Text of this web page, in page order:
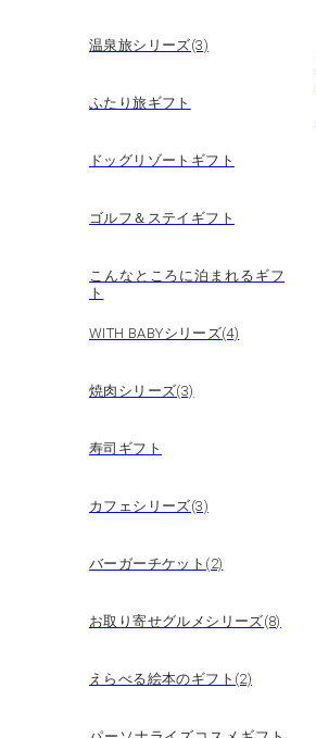
温泉旅シリーズ(3)
ふたり旅ギフト
ドッグリゾートギフト
ゴルフ＆ステイギフト
こんなところに泊まれるギフ
ト
WITH BABYシリーズ(4)
焼肉シリーズ(3)
寿司ギフト
カフェシリーズ(3)
バーガーチケット(2)
お取り寄せグルメシリーズ(8)
えらべる絵本のギフト(2)